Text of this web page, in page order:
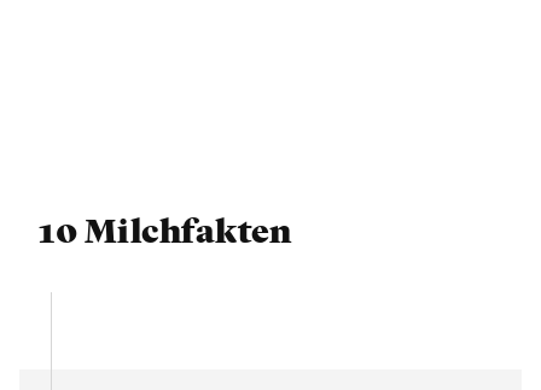
10 Milchfakten